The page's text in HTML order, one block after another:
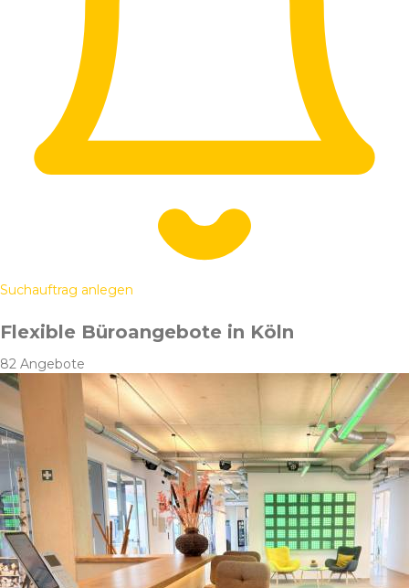
Suchauftrag anlegen
Flexible Büroangebote in Köln
82 Angebote